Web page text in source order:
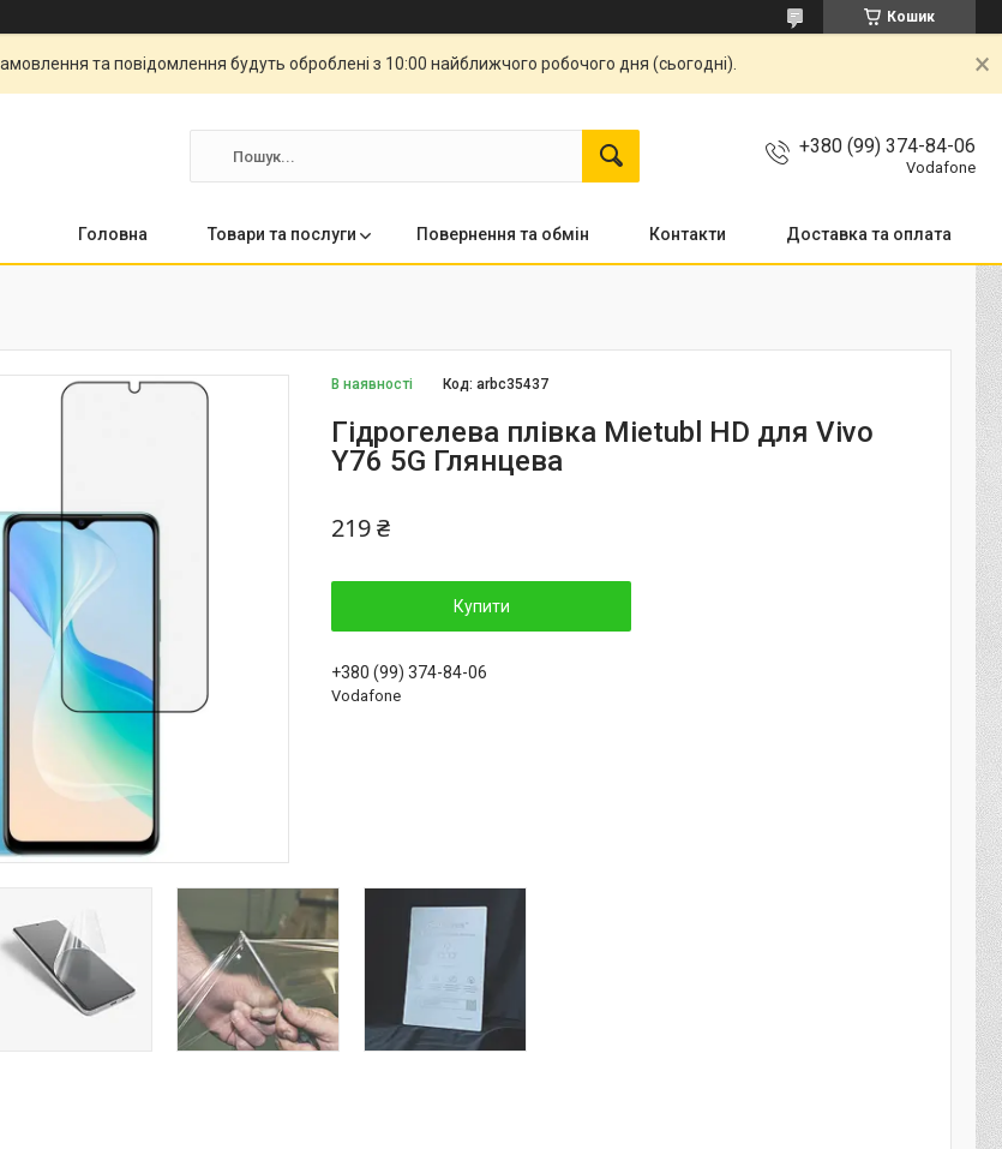
Кошик
та повідомлення будуть оброблені з 10:00 найближчого робочого дня (сьогодні).
+380 (99) 374-84-06
Vodafone
Головна Товари та послуги Повернення та обмін Контакти Доставка та оплата
В наявності Код:arbc35437
Гідрогелева плівка Mietubl HD для Vivo
Y76 5G Глянцева
219 ₴
Купити
+380 (99) 374-84-06
Vodafone